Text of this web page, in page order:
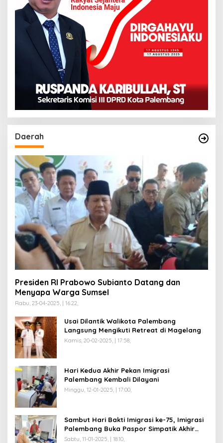
Daerah
Presiden RI Prabowo Subianto Datang dan
Menyapa Warga Sumsel
Rabu, 23-04-2025, | 16:22,
Usai Dilantik Walikota Palembang
Langsung Mengikuti Retreat di Magelang
Kamis, 20-02-2025, | 17:58,
Hari Kedua Akhir Pekan Imigrasi
Palembang Kembali Dilayani
Minggu, 12-01-2025, | 17:00,
Sambut Hari Bakti Imigrasi ke-75, Imigrasi
Palembang Buka Paspor Simpatik Akhir
Pekan
Sabtu, 11-01-2025, | 18:10,